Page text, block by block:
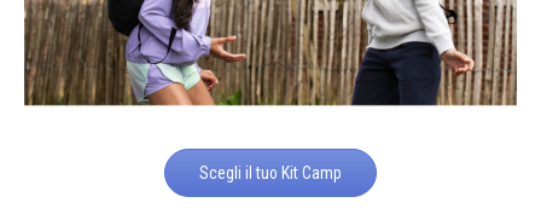
Scegli il tuo Kit Camp